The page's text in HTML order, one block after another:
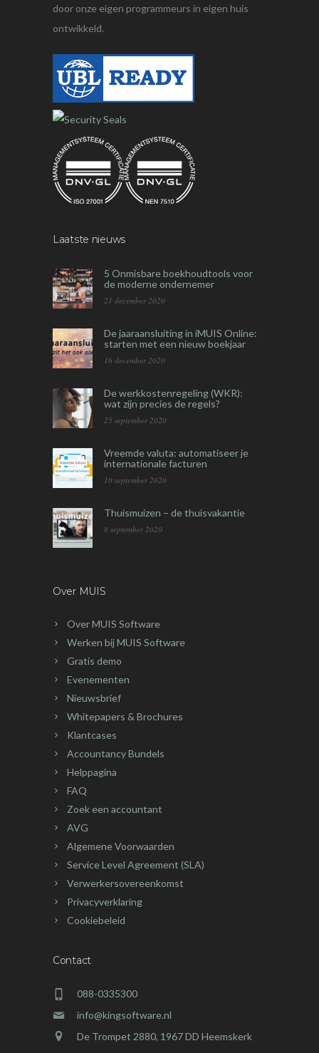
door onze eigen programmeurs in eigen huis
ontwikkeld.
Laatste nieuws
5 Onmisbare boekhoudtools voor
de moderne ondernemer
21 december 2020
De jaaraansluiting in iMUIS Online:
starten met een nieuw boekjaar
16 december 2020
De werkkostenregeling (WKR):
wat zijn precies de regels?
25 september 2020
Vreemde valuta: automatiseer je
internationale facturen
10 september 2020
Thuismuizen – de thuisvakantie
8 september 2020
Over MUIS
Over MUIS Software
Werken bij MUIS Software
Gratis demo
Evenementen
Nieuwsbrief
Whitepapers & Brochures
Klantcases
Accountancy Bundels
Helppagina
FAQ
Zoek een accountant
AVG
Algemene Voorwaarden
Service Level Agreement (SLA)
Verwerkersovereenkomst
Privacyverklaring
Cookiebeleid
Contact
088-0335300
info@kingsoftware.nl
De Trompet 2880, 1967 DD Heemskerk